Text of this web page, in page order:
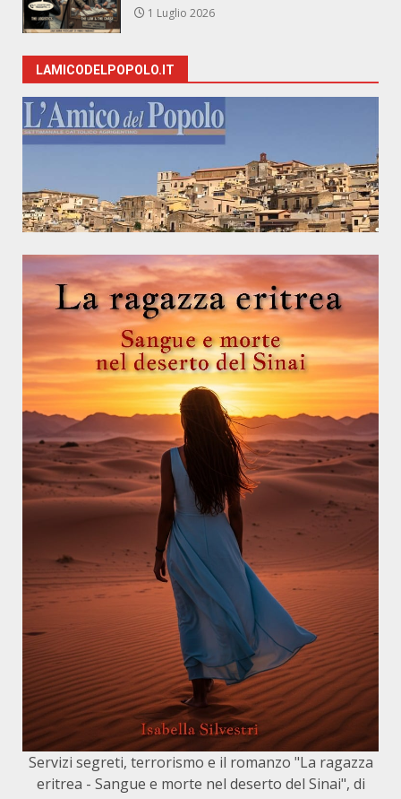
1 Luglio 2026
LAMICODELPOPOLO.IT
Servizi segreti, terrorismo e il romanzo "La ragazza
eritrea - Sangue e morte nel deserto del Sinai", di